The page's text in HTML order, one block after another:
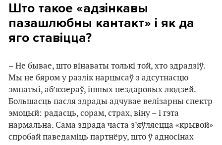
Што такое «адзінкавы
пазашлюбны кантакт» і як да
яго ставіцца?
– Не бывае, што вінаваты толькі той, хто здрадзіў.
Мы не бяром у разлік нарцысаў з адсутнасцю
эмпатыі, аб’юзераў, іншых нездаровых людзей.
Большасць пасля здрады адчувае велізарны спектр
эмоцый: радасць, сорам, страх, віну – і гэта
нармальна. Сама здрада часта з’яўляецца «крывой»
спробай паведаміць партнёру, што ў адносінах